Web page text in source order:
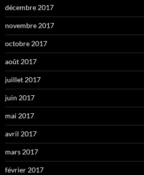
décembre 2017
novembre 2017
octobre 2017
août 2017
juillet 2017
juin 2017
mai 2017
avril 2017
mars 2017
février 2017